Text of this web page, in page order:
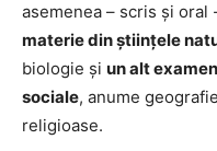
asemenea – scris și oral
materie din științele
biologie și un alt
sociale, anume
religioase.